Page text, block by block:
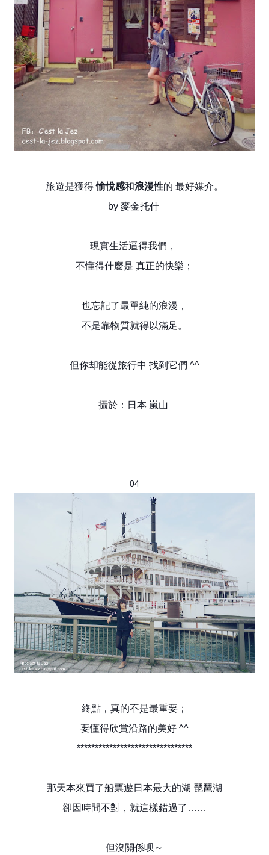
旅遊是獲得愉悅感和浪漫性的 最好媒介。
by 麥金托什
現實生活逼得我們，
不懂得什麼是 真正的快樂；
也忘記了最單純的浪漫，
不是靠物質就得以滿足。
但你却能從旅行中 找到它們 ^^
攝於：日本 嵐山
04
終點，真的不是最重要；
要懂得欣賞沿路的美好 ^^
********************************
那天本來買了船票遊日本最大的湖 琵琶湖
卻因時間不對，就這樣錯過了……
但沒關係呗～